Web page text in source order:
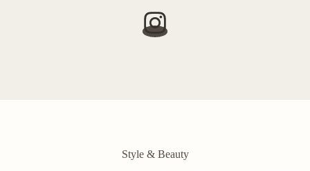
Style & Beauty